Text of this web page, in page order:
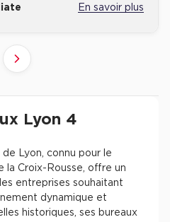
En savoir plus
Suivant
Lyon 4
Lyon, connu pour le
la Croix-Rousse, offre un
entreprises souhaitant
dynamique et
historiques, ses bureaux